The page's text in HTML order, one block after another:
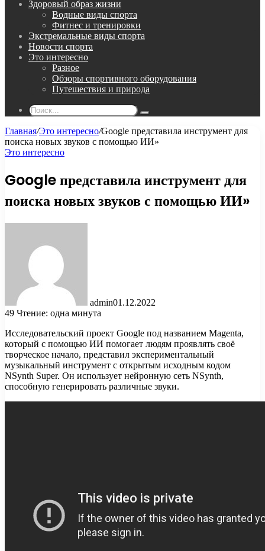
Здоровый образ жизни
Водные виды спорта
Фитнес и тренировки
Экстремальные виды спорта
Новости спорта
Это интересно
Разное
Обзоры спортивного оборудования
Путешествия и природа
Поиск...
Главная/Это интересно/Google представила инструмент для
поиска новых звуков с помощью ИИ»
Это интересно
Google представила инструмент для
поиска новых звуков с помощью ИИ»
admin01.12.2022
49 Чтение: одна минута
Исследовательский проект Google под названием Magenta,
который с помощью ИИ помогает людям проявлять своё
творческое начало, представил экспериментальный
музыкальный инструмент с открытым исходным кодом
NSynth Super. Он использует нейронную сеть NSynth,
способную генерировать различные звуки.